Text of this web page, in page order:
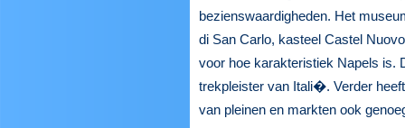
bezienswaardigheden. Het
di San Carlo, kasteel Castel
voor hoe karakteristiek Napels is.
trekpleister van Itali�. Verder
van pleinen en markten ook